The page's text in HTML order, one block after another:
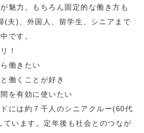
魅力。もちろん固定的な働き方も
(夫)、外国人、留学生、シニアまで
です。
！
働きたい
働くことが好き
を有効に使いたい
には約７千人のシニアクルー(60代
ています。定年後も社会とのつなが